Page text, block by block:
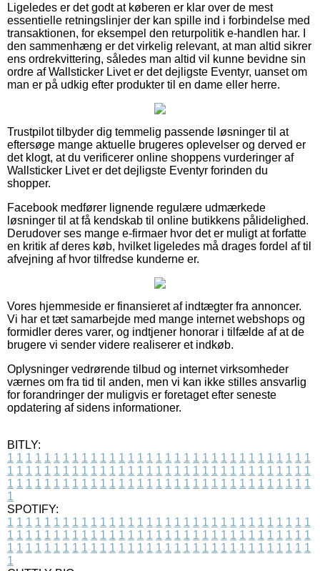
Ligeledes er det godt at køberen er klar over de mest
essentielle retningslinjer der kan spille ind i forbindelse med
transaktionen, for eksempel den returpolitik e-handlen har. I
den sammenhæng er det virkelig relevant, at man altid sikrer
ens ordrekvittering, således man altid vil kunne bevidne sin
ordre af Wallsticker Livet er det dejligste Eventyr, uanset om
man er på udkig efter produkter til en dame eller herre.
Trustpilot tilbyder dig temmelig passende løsninger til at
eftersøge mange aktuelle brugeres oplevelser og derved er
det klogt, at du verificerer online shoppens vurderinger af
Wallsticker Livet er det dejligste Eventyr forinden du
shopper.
Facebook medfører lignende regulære udmærkede
løsninger til at få kendskab til online butikkens pålidelighed.
Derudover ses mange e-firmaer hvor det er muligt at forfatte
en kritik af deres køb, hvilket ligeledes må drages fordel af til
afvejning af hvor tilfredse kunderne er.
Vores hjemmeside er finansieret af indtægter fra annoncer.
Vi har et tæt samarbejde med mange internet webshops og
formidler deres varer, og indtjener honorar i tilfælde af at de
brugere vi sender videre realiserer et indkøb.
Oplysninger vedrørende tilbud og internet virksomheder
værnes om fra tid til anden, men vi kan ikke stilles ansvarlig
for forandringer der muligvis er foretaget efter seneste
opdatering af sidens informationer.
BITLY:
1 1 1 1 1 1 1 1 1 1 1 1 1 1 1 1 1 1 1 1 1 1 1 1 1 1 1 1 1 1 1 1 1
1 1 1 1 1 1 1 1 1 1 1 1 1 1 1 1 1 1 1 1 1 1 1 1 1 1 1 1 1 1 1 1 1
1 1 1 1 1 1 1 1 1 1 1 1 1 1 1 1 1 1 1 1 1 1 1 1 1 1 1 1 1 1 1 1 1
1
SPOTIFY:
1 1 1 1 1 1 1 1 1 1 1 1 1 1 1 1 1 1 1 1 1 1 1 1 1 1 1 1 1 1 1 1 1
1 1 1 1 1 1 1 1 1 1 1 1 1 1 1 1 1 1 1 1 1 1 1 1 1 1 1 1 1 1 1 1 1
1 1 1 1 1 1 1 1 1 1 1 1 1 1 1 1 1 1 1 1 1 1 1 1 1 1 1 1 1 1 1 1 1
1